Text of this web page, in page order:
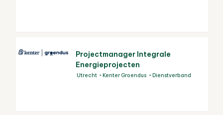
Projectmanager Integrale
Energieprojecten
Utrecht Kenter Groendus Dienstverband